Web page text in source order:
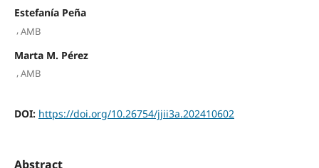
Estefanía Peña
,AMB
Marta M. Pérez
,AMB
DOI: https://doi.org/10.26754/jjii3a.202410602
Abstract